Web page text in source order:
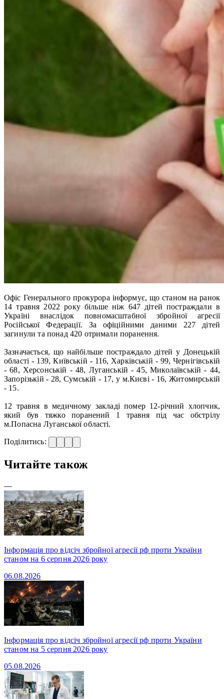
Офіс Генерального прокурора інформує, що станом на ранок
14 травня 2022 року більше ніж 647 дітей постраждали в
Україні внаслідок повномасштабної збройної агресії
Російської Федерації. За офіційними даними 227 дітей
загинули та понад 420 отримали поранення.
Зазначається, що найбільше постраждало дітей у Донецькій
області - 139, Київській - 116, Харківській - 99, Чернігівській
- 68, Херсонській - 48, Луганській - 45, Миколаївській - 44,
Запорізькій - 28, Сумській - 17, у м.Києві - 16, Житомирській
- 15.
12 травня в медичному закладі помер 12-річний хлопчик,
який був тяжко поранений 1 травня під час обстрілу
м.Попасна Луганської області.
Поділитись:
Читайте також
—
Інформація про відсіч збройної агресії рф проти України
станом на 6 серпня 2026 року
06.08.2026
Інформація про відсіч збройної агресії рф проти України
станом на 5 серпня 2026 року
05.08.2026